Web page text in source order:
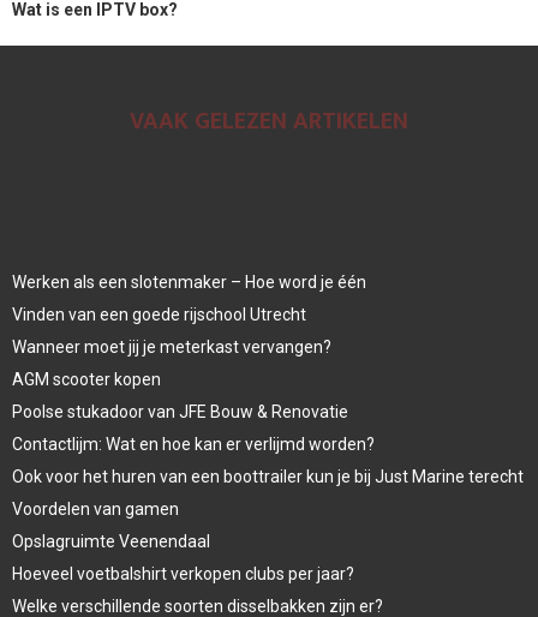
Wat is een IPTV box?
VAAK GELEZEN ARTIKELEN
Werken als een slotenmaker – Hoe word je één
Vinden van een goede rijschool Utrecht
Wanneer moet jij je meterkast vervangen?
AGM scooter kopen
Poolse stukadoor van JFE Bouw & Renovatie
Contactlijm: Wat en hoe kan er verlijmd worden?
Ook voor het huren van een boottrailer kun je bij Just Marine terecht
Voordelen van gamen
Opslagruimte Veenendaal
Hoeveel voetbalshirt verkopen clubs per jaar?
Welke verschillende soorten disselbakken zijn er?